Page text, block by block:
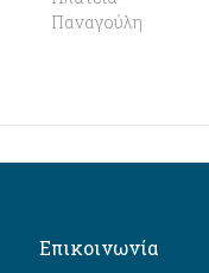
Παναγούλη
Επικοινωνία